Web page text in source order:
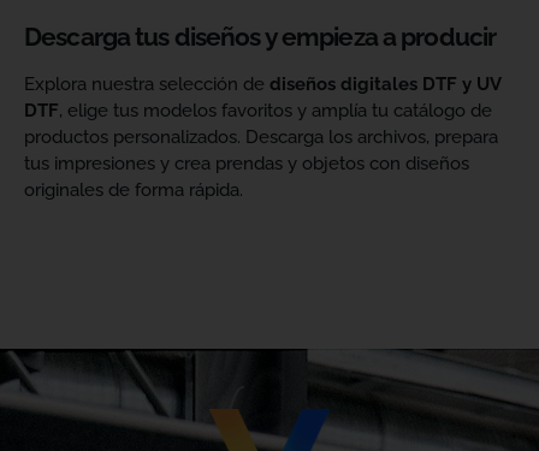
Descarga tus diseños y empieza a producir
Explora nuestra selección de diseños digitales DTF y UV
DTF, elige tus modelos favoritos y amplía tu catálogo de
productos personalizados. Descarga los archivos, prepara
tus impresiones y crea prendas y objetos con diseños
originales de forma rápida.